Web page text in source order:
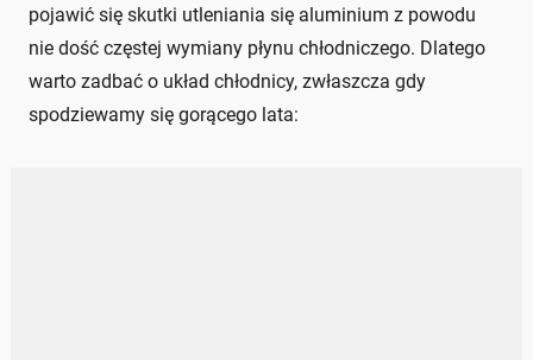
pojawić się skutki utleniania się aluminium z powodu
nie dość częstej wymiany płynu chłodniczego. Dlatego
warto zadbać o układ chłodnicy, zwłaszcza gdy
spodziewamy się gorącego lata: